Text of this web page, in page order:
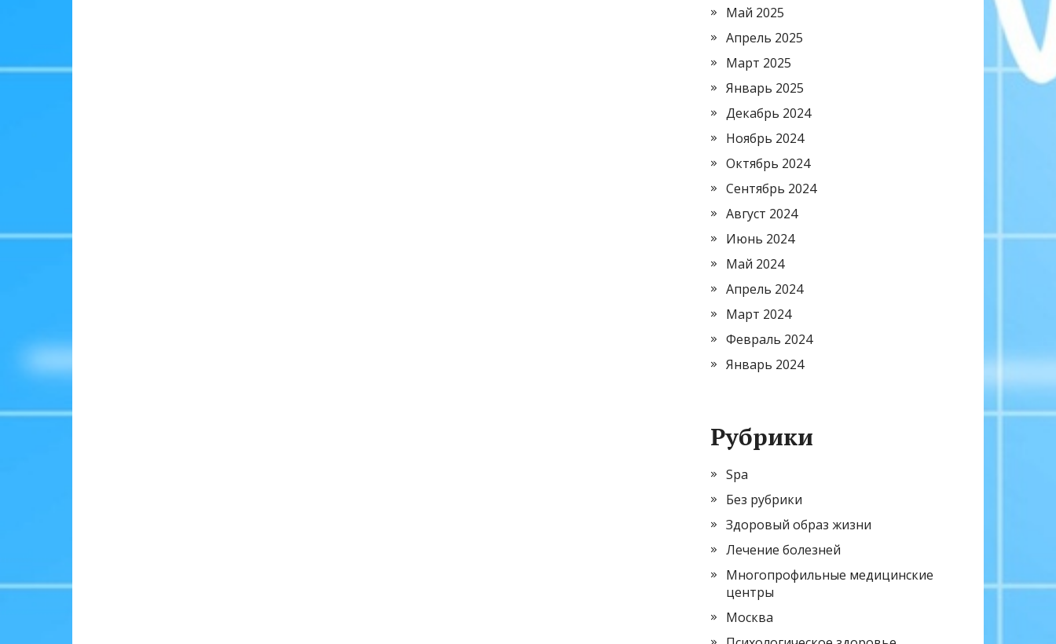
Май 2025
Апрель 2025
Март 2025
Январь 2025
Декабрь 2024
Ноябрь 2024
Октябрь 2024
Сентябрь 2024
Август 2024
Июнь 2024
Май 2024
Апрель 2024
Март 2024
Февраль 2024
Январь 2024
Рубрики
Spa
Без рубрики
Здоровый образ жизни
Лечение болезней
Многопрофильные медицинские
центры
Москва